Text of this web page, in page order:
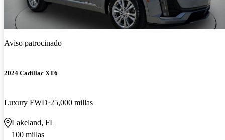
Aviso patrocinado
2024 Cadillac XT6
Luxury FWD 25,000 millas
Lakeland, FL
100 millas